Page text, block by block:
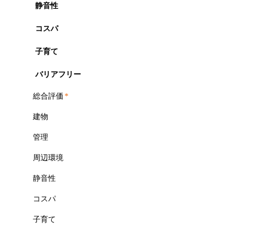
静音性
コスパ
子育て
バリアフリー
総合評価 *
建物
管理
周辺環境
静音性
コスパ
子育て